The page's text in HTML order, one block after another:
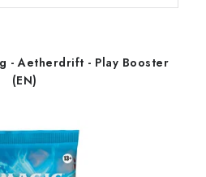
- Aetherdrift - Play Booster
(EN)